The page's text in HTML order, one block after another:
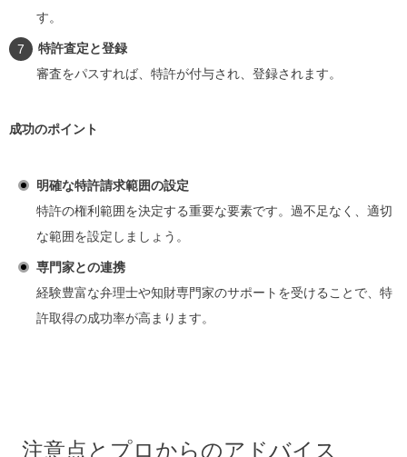
す。
特許査定と登録
審査をパスすれば、特許が付与され、登録されます。
成功のポイント
明確な特許請求範囲の設定
特許の権利範囲を決定する重要な要素です。過不足なく、適切
な範囲を設定しましょう。
専門家との連携
経験豊富な弁理士や知財専門家のサポートを受けることで、特
許取得の成功率が高まります。
注意点とプロからのアドバイス